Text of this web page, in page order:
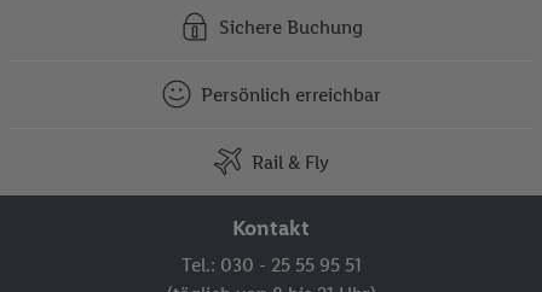
Sichere Buchung
Persönlich erreichbar
Rail & Fly
Kontakt
Tel.: 030 - 25 55 95 51